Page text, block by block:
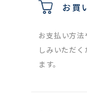
お買
お支払い方
しみいただ
ます。